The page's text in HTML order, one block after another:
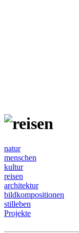
natur
menschen
kultur
reisen
architektur
bildkompositionen
stilleben
Projekte